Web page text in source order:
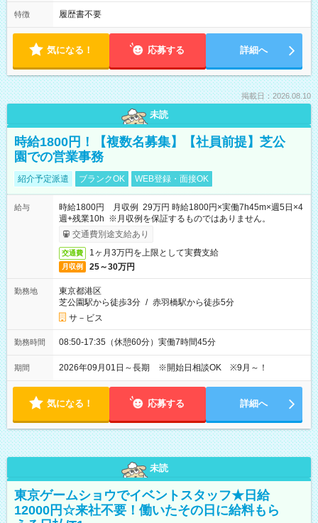
特徴 履歴書不要
気になる！ 応募する 詳細へ
掲載日：2026.08.10
未読
時給1800円！【複数名募集】【社員前提】芝公
園での営業事務
紹介予定派遣 ブランクOK WEB登録・面接OK
給与
時給1800円 月収例 29万円 時給1800円×実働7h45m×週5日×4
週+残業10h ※月収例を保証するものではありません。
交通費別途支給あり
交通費 1ヶ月3万円を上限として実費支給
月収例 25～30万円
勤務地
東京都港区
芝公園駅から徒歩3分 / 赤羽橋駅から徒歩5分
サ－ビス
勤務時間 08:50-17:35（休憩60分）実働7時間45分
期間 2026年09月01日～長期 ※開始日相談OK ※9月～！
気になる！ 応募する 詳細へ
未読
東京ゲームショウでイベントスタッフ★日給
12000円☆来社不要！働いたその日に給料もら